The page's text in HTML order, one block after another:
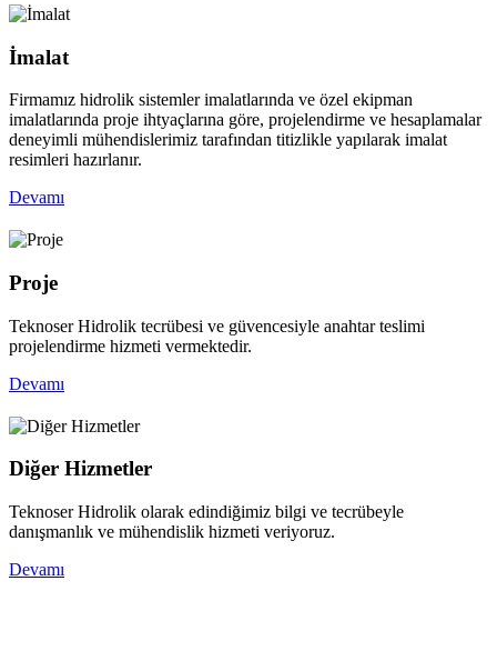
İmalat
Firmamız hidrolik sistemler imalatlarında ve özel ekipman
imalatlarında proje ihtyaçlarına göre, projelendirme ve hesaplamalar
deneyimli mühendislerimiz tarafından titizlikle yapılarak imalat
resimleri hazırlanır.
Devamı
Proje
Teknoser Hidrolik tecrübesi ve güvencesiyle anahtar teslimi
projelendirme hizmeti vermektedir.
Devamı
Diğer Hizmetler
Teknoser Hidrolik olarak edindiğimiz bilgi ve tecrübeyle
danışmanlık ve mühendislik hizmeti veriyoruz.
Devamı